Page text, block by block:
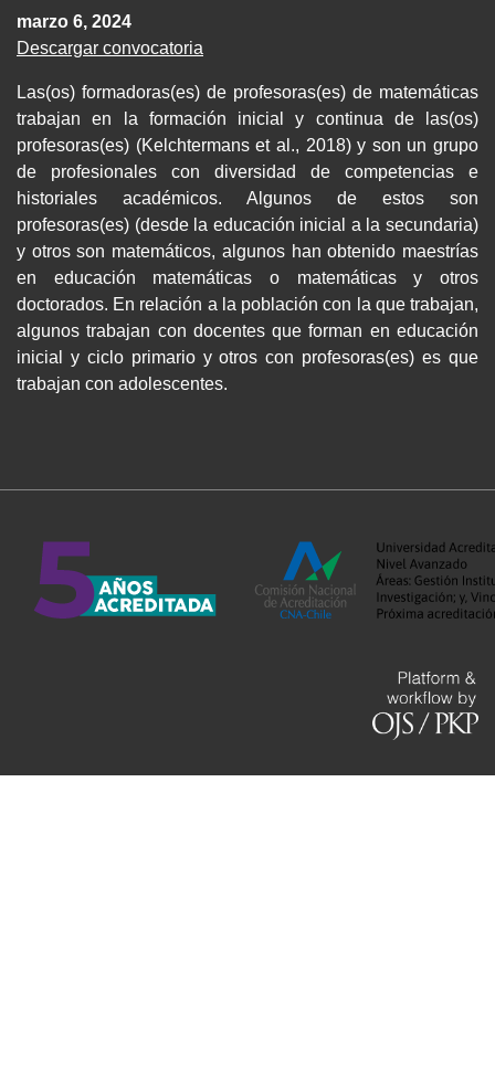
marzo 6, 2024
Descargar convocatoria
Las(os) formadoras(es) de profesoras(es) de matemáticas
trabajan en la formación inicial y continua de las(os)
profesoras(es) (Kelchtermans et al., 2018) y son un grupo
de profesionales con diversidad de competencias e
historiales académicos. Algunos de estos son
profesoras(es) (desde la educación inicial a la secundaria)
y otros son matemáticos, algunos han obtenido maestrías
en educación matemáticas o matemáticas y otros
doctorados. En relación a la población con la que trabajan,
algunos trabajan con docentes que forman en educación
inicial y ciclo primario y otros con profesoras(es) es que
trabajan con adolescentes.